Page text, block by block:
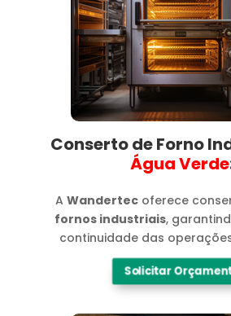
Conserto de Forno
Água Verde​
AWandertec oferece
fornos industriais,
continuidade das
Solicitar